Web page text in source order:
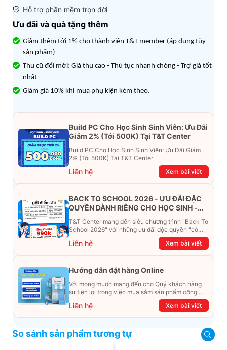
Hỗ trợ phần mềm trọn đời
Ưu đãi và quà tặng thêm
Giảm thêm tới 1% cho thành viên T&T member (áp dụng tùy
sản phẩm)
Thu cũ đổi mới: Giá thu cao - Thủ tục nhanh chóng - Trợ giá tốt
nhất
Giảm giá 10% khi mua phụ kiện kèm theo.
Build PC Cho Học Sinh Sinh Viên: Ưu Đãi
Giảm 2% (Tới 500K) Tại T&T Center
Build PC Cho Học Sinh Sinh Viên: Ưu Đãi Giảm
2% (Tới 500K) Tại T&T Center
Liên hệ Xem bài viết
BACK TO SCHOOL 2026 - ƯU ĐÃI ĐẶC
QUYỀN DÀNH RIÊNG CHO HỌC SINH -
T&T Center mang đến siêu chương trình "Back To
School 2026" với những ưu đãi độc quyền "có
một không hai". Đừng để chiếc ví phải "ét-ô-ét",
cùng khám phá ngay ưu đãi siêu khủng dưới đây
nhé!
Liên hệ Xem bài viết
Hướng dẫn đặt hàng Online
Với mong muốn mang đến cho Quý khách hàng
sự tiện lợi trong việc mua sắm sản phẩm công
nghệ từ xa. Trong bài viết này, T&T Center sẽ
hướng dẫn chi tiết cách mua hàng trực tuyến qua
các kênh online Website, Zalo, Messenger và
dễ dàng và nhanh chóng nhất. Cùng xem ngay
Liên hệ Xem bài viết
So sánh sản phẩm tương tự